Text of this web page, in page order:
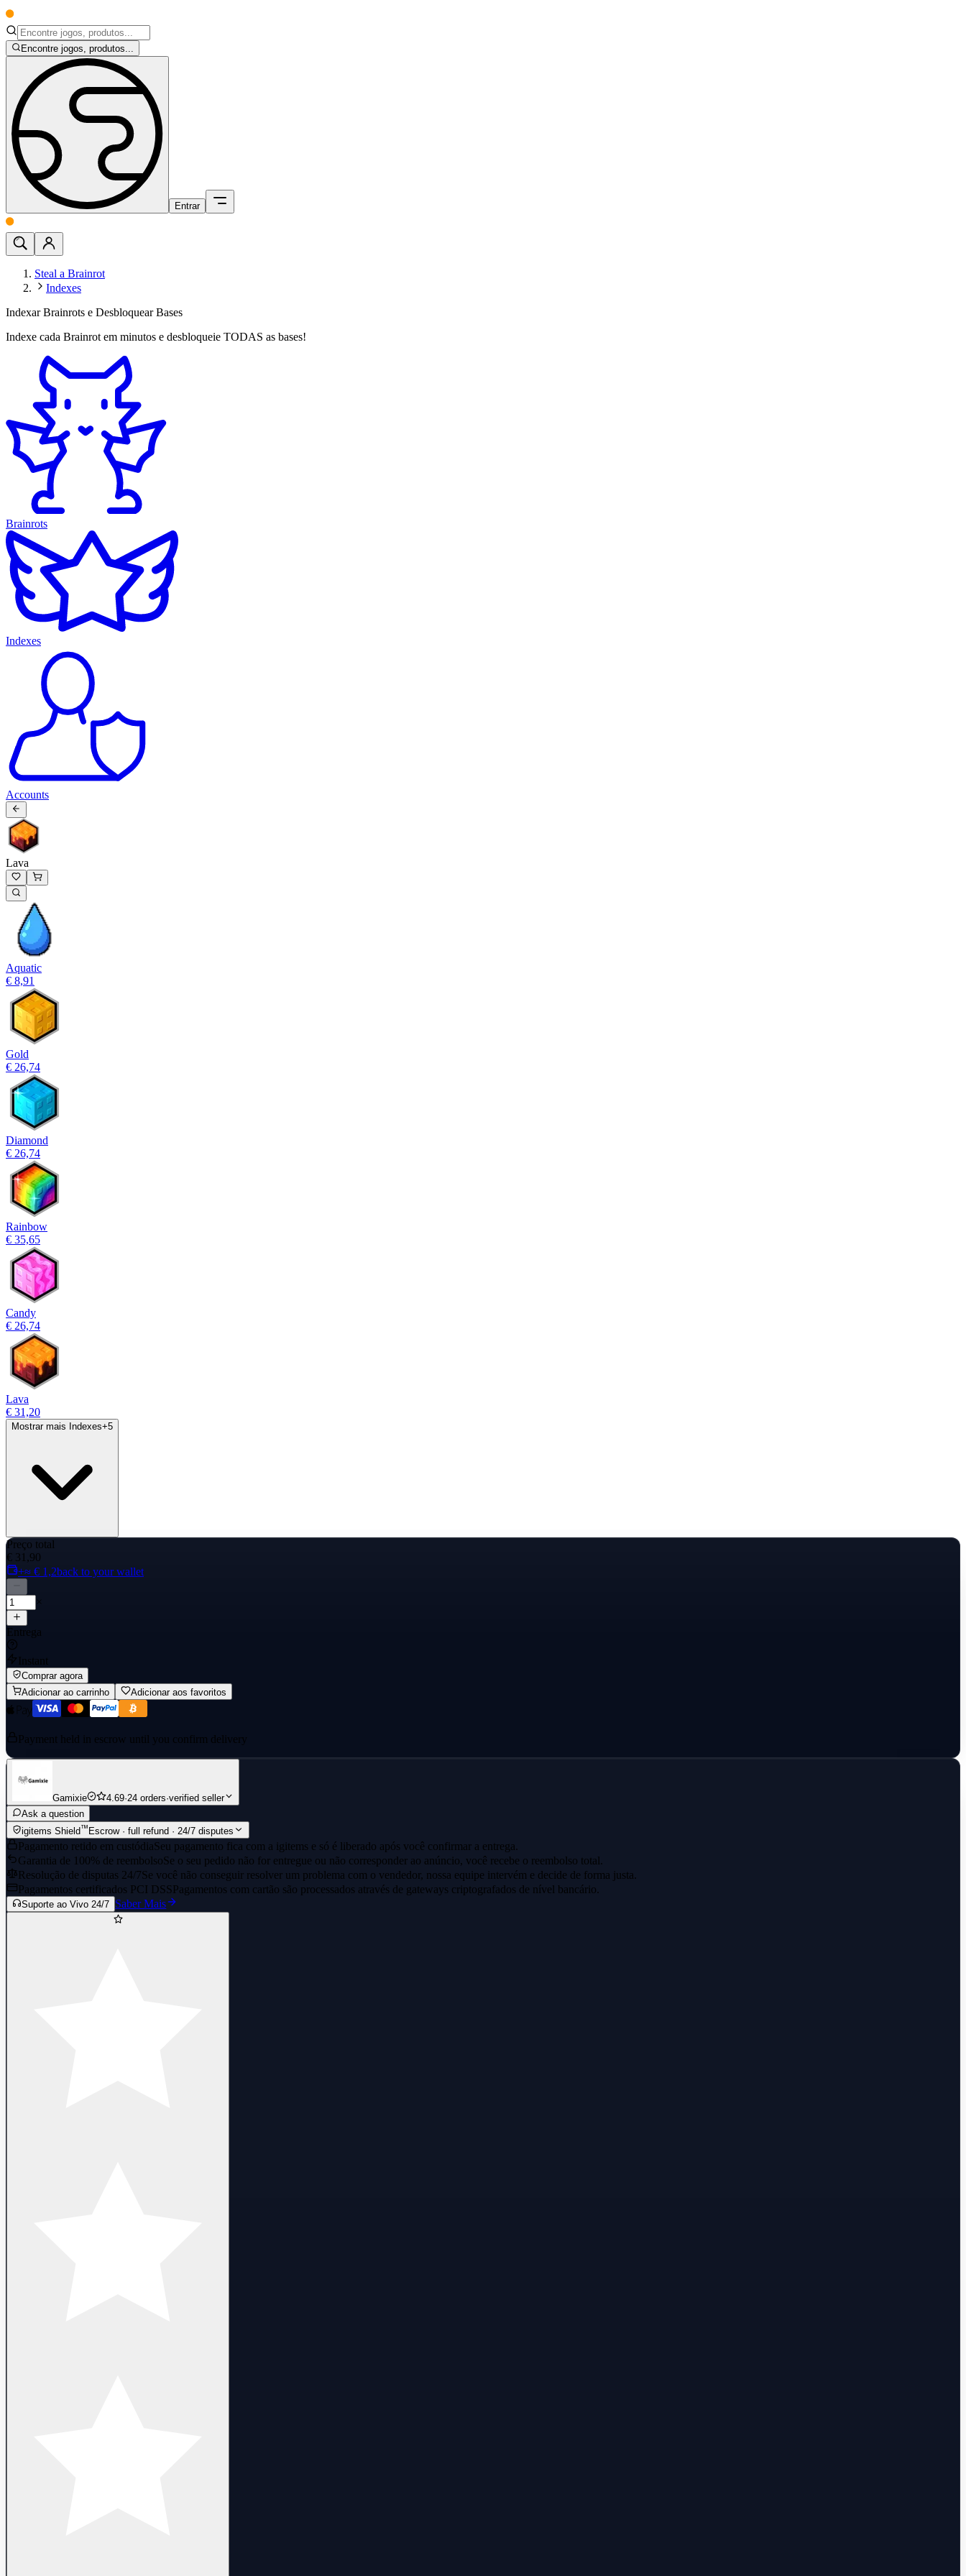
Encontre jogos, produtos...
Entrar
Steal a Brainrot
Indexes
Indexar Brainrots e Desbloquear Bases
Indexe cada Brainrot em minutos e desbloqueie TODAS as bases!
Brainrots
Indexes
Accounts
Lava
Aquatic
€ 8,91
Gold
€ 26,74
Diamond
€ 26,74
Rainbow
€ 35,65
Candy
€ 26,74
Lava
€ 31,20
Mostrar mais Indexes+5
Preço total
€ 31,90
+≈ € 1,2back to your wallet
×
Entrega
Instant
Comprar agora
Adicionar ao carrinho
Adicionar aos favoritos
Payment held in escrow until you confirm delivery
Gamixie 4.69·24 orders·verified seller
Ask a question
igitems Shield™ Escrow · full refund · 24/7 disputes
Pagamento retido em custódiaSeu pagamento fica com a igitems e só é liberado após você confirmar a entrega.
Garantia de 100% de reembolsoSe o seu pedido não for entregue ou não corresponder ao anúncio, você recebe o reembolso total.
Resolução de disputas 24/7Se você não conseguir resolver um problema com o vendedor, nossa equipe intervém e decide de forma justa.
Pagamentos certificados PCI DSSPagamentos com cartão são processados através de gateways criptografados de nível bancário.
Suporte ao Vivo 24/7 Saber Mais